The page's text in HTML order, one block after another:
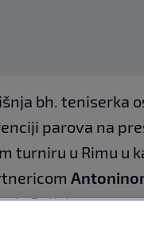
bh. teniserka
parova na
turniru u Rimu u
iz Poljske.